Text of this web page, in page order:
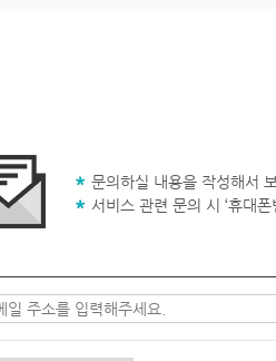
문의하실 내용을 작성해서
서비스 관련 문의 시 ‘휴대